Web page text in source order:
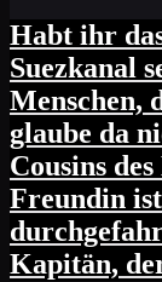
Habt ihr
Suezkanal
Menschen,
glaube da
Cousins
Freundin
Kapitän,